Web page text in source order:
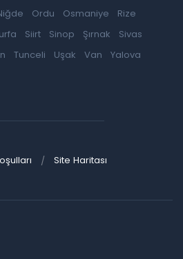
Ordu Osmaniye
Rize
Siirt Sinop Şırnak
Sivas
Tunceli Uşak Van
Yalova
Site Haritası